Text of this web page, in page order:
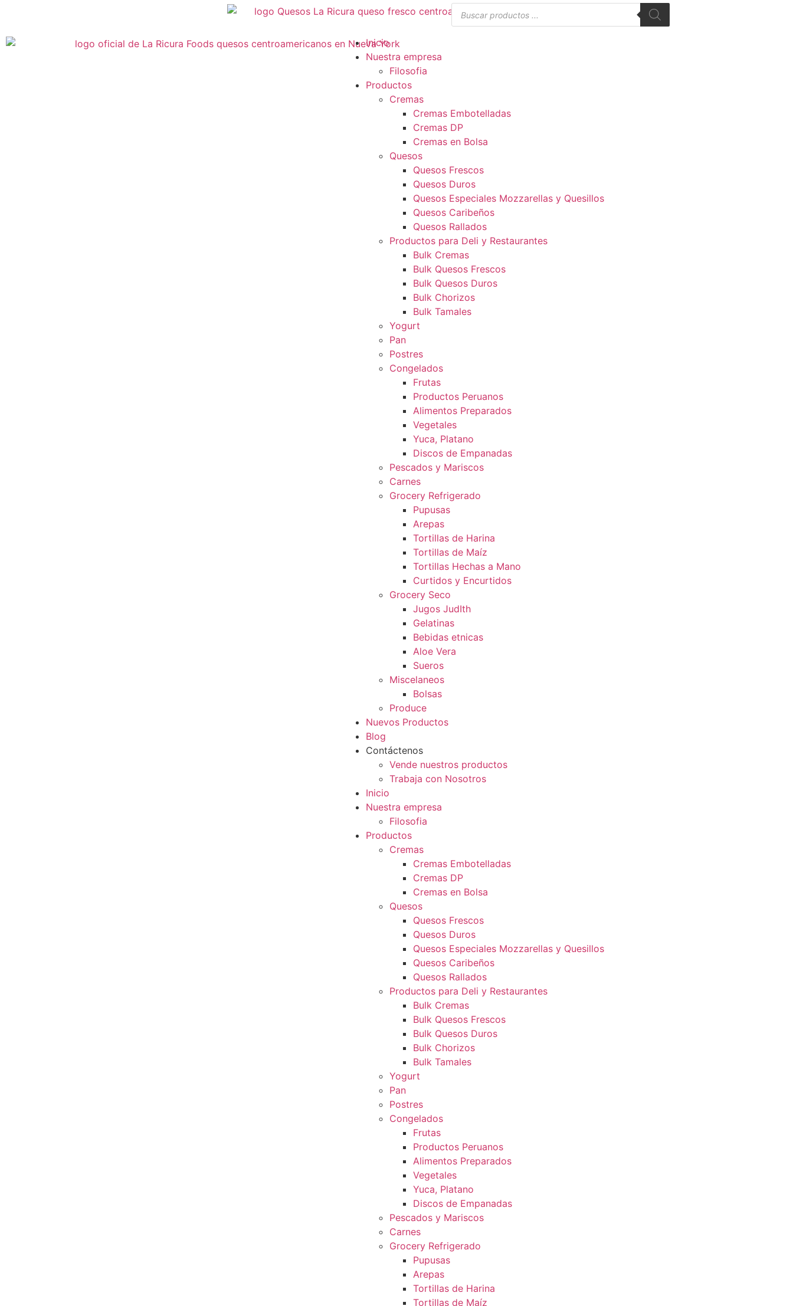
Inicio
Nuestra empresa
Filosofia
Productos
Cremas
Cremas Embotelladas
Cremas DP
Cremas en Bolsa
Quesos
Quesos Frescos
Quesos Duros
Quesos Especiales Mozzarellas y Quesillos
Quesos Caribeños
Quesos Rallados
Productos para Deli y Restaurantes
Bulk Cremas
Bulk Quesos Frescos
Bulk Quesos Duros
Bulk Chorizos
Bulk Tamales
Yogurt
Pan
Postres
Congelados
Frutas
Productos Peruanos
Alimentos Preparados
Vegetales
Yuca, Platano
Discos de Empanadas
Pescados y Mariscos
Carnes
Grocery Refrigerado
Pupusas
Arepas
Tortillas de Harina
Tortillas de Maíz
Tortillas Hechas a Mano
Curtidos y Encurtidos
Grocery Seco
Jugos JudIth
Gelatinas
Bebidas etnicas
Aloe Vera
Sueros
Miscelaneos
Bolsas
Produce
Nuevos Productos
Blog
Contáctenos
Vende nuestros productos
Trabaja con Nosotros
Inicio
Nuestra empresa
Filosofia
Productos
Cremas
Cremas Embotelladas
Cremas DP
Cremas en Bolsa
Quesos
Quesos Frescos
Quesos Duros
Quesos Especiales Mozzarellas y Quesillos
Quesos Caribeños
Quesos Rallados
Productos para Deli y Restaurantes
Bulk Cremas
Bulk Quesos Frescos
Bulk Quesos Duros
Bulk Chorizos
Bulk Tamales
Yogurt
Pan
Postres
Congelados
Frutas
Productos Peruanos
Alimentos Preparados
Vegetales
Yuca, Platano
Discos de Empanadas
Pescados y Mariscos
Carnes
Grocery Refrigerado
Pupusas
Arepas
Tortillas de Harina
Tortillas de Maíz